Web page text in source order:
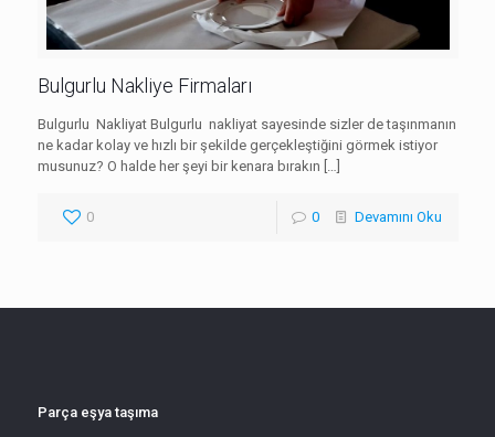
Bulgurlu Nakliye Firmaları
Bulgurlu Nakliyat Bulgurlu nakliyat sayesinde sizler de taşınmanın
ne kadar kolay ve hızlı bir şekilde gerçekleştiğini görmek istiyor
musunuz? O halde her şeyi bir kenara bırakın […]
0 0 Devamını Oku
Parça eşya taşıma